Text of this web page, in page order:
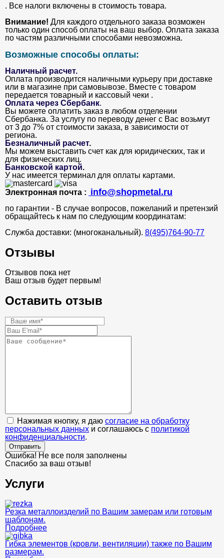
. Все налоги включены в стоимость товара.
Внимание! Для каждого отдельного заказа возможен
только один способ оплаты на ваш выбор. Оплата заказа
по частям различными способами невозможна.
Возможные способы оплаты:
Наличный расчет.
Оплата производится наличными курьеру при доставке
или в магазине при самовывозе. Вместе с товаром
передается товарный и кассовый чеки .
Оплата через Сбербанк.
Вы можете оплатить заказ в любом отделении
Сбербанка. За услугу по переводу денег с Вас возьмут
от 3 до 7% от стоимости заказа, в зависимости от
региона.
Безналичный расчет.
Мы можем выставить счет как для юридических, так и
для физических лиц.
Банковской картой.
У нас имеется терминал для оплаты картами.
Электронная почта : info@shopmetal.ru
по гарантии - В случае вопросов, пожеланий и претензий
обращайтесь к нам по следующим координатам:
Служба доставки: (многоканальный). 8(495)764-90-77
Отзывы
Отзывов пока нет
Ваш отзыв будет первым!
Оставить отзыв
Нажимая кнопку, я даю согласие на обработку
персональных данных и соглашаюсь с политикой
конфиденциальности.
Отправить
Ошибка! Не все поля заполнены
Спасибо за ваш отзыв!
Услуги
Резка металлоизделий по Вашим замерам или готовым
шаблонам.
Подробнее
Гибка элементов (кровли, вентиляции) также по Вашим
размерам.